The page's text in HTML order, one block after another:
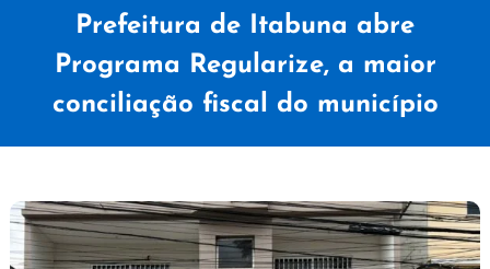
Prefeitura de Itabuna abre
Programa Regularize, a maior
conciliação fiscal do município